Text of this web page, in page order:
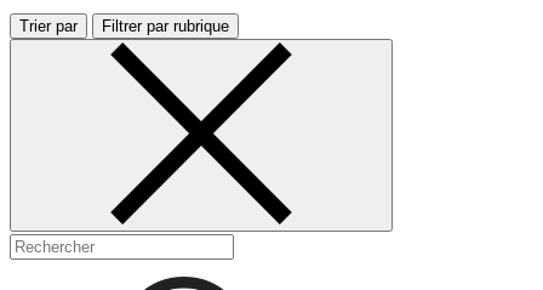
Trier par Filtrer par rubrique